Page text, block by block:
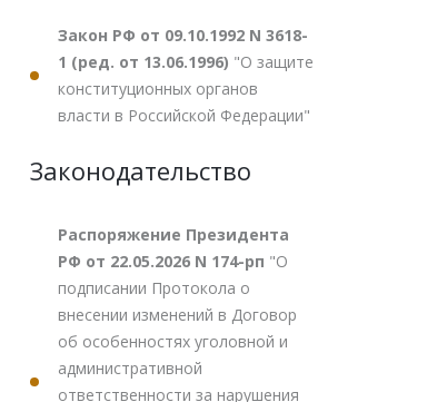
Закон РФ от 09.10.1992 N 3618-
1 (ред. от 13.06.1996) "О защите
конституционных органов
власти в Российской Федерации"
Законодательство
Распоряжение Президента
РФ от 22.05.2026 N 174-рп "О
подписании Протокола о
внесении изменений в Договор
об особенностях уголовной и
административной
ответственности за нарушения